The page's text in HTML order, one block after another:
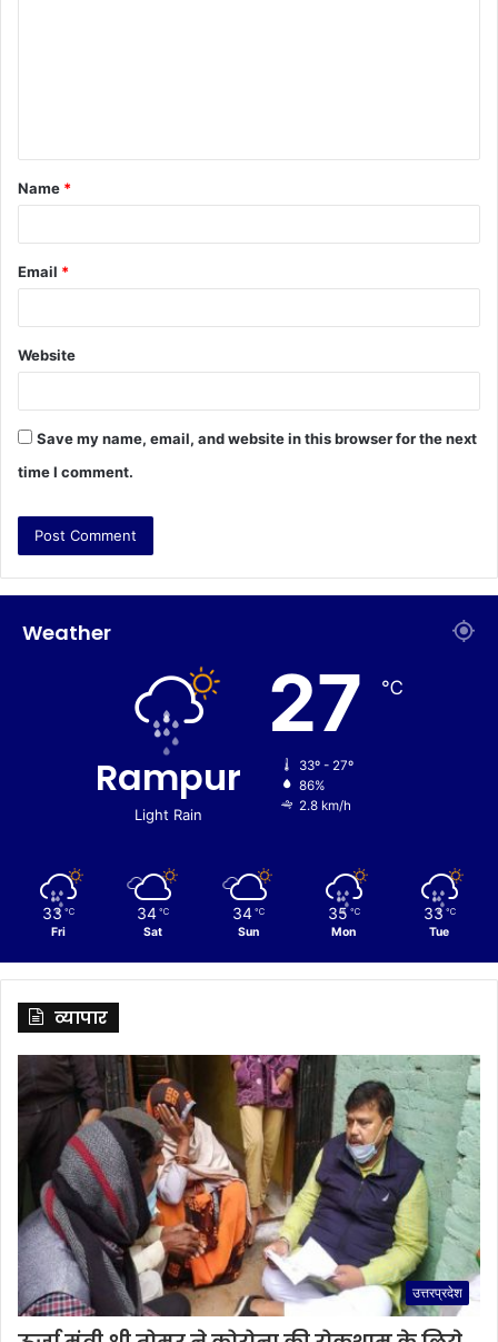
t
*
Name *
Email *
Website
Save my name, email, and website in this browser for the next
time I comment.
Weather
Rampur
Light Rain
27 ℃
33º - 27º
86%
2.8 km/h
33 ℃
Fri
34 ℃
Sat
34 ℃
Sun
35 ℃
Mon
33 ℃
Tue
व्यापार
उत्तरप्रदेश